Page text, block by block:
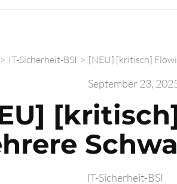
> IT-Sicherheit-BSI > [NEU] [kritisch]
September 23,
IT-Sicherheit-BSI